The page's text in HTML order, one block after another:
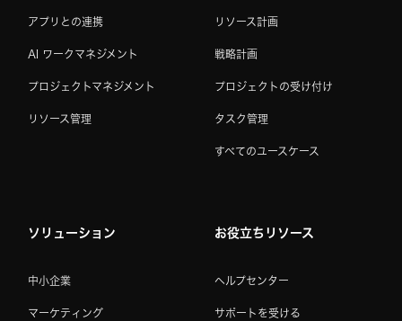
アプリとの連携
AI ワークマネジメント
プロジェクトマネジメント
リソース管理
リソース計画
戦略計画
プロジェクトの受け付け
タスク管理
すべてのユースケース
ソリューション
中小企業
マーケティング
お役立ちリソース
ヘルプセンター
サポートを受ける